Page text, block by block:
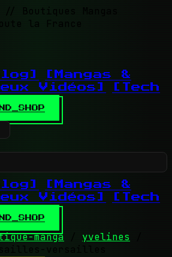
// Boutiques Mangas
la France
[Mangas &
Vidéos]
[Tech
[Mangas &
Vidéos]
[Tech
manga / yvelines
versailles